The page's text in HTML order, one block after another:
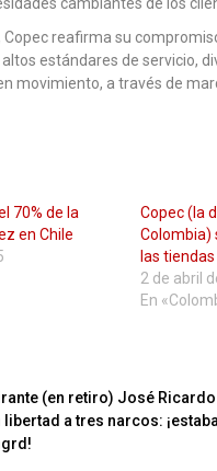
Copec reafirma su
estándares de servicio,
movimiento, a través de
70% de la
en Chile
Copec (la
Colombia)
las
2 de abril
En
(en retiro) José
a tres narcos: